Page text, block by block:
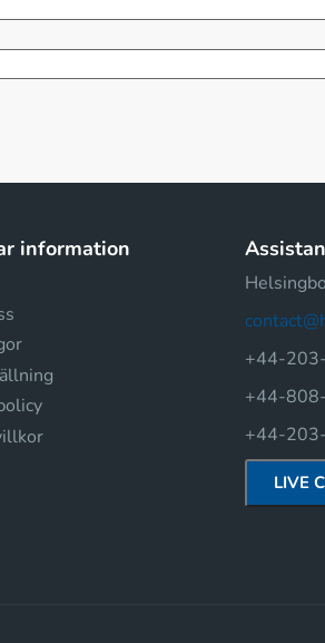
information
+44-
+44-
+44-
LIVE